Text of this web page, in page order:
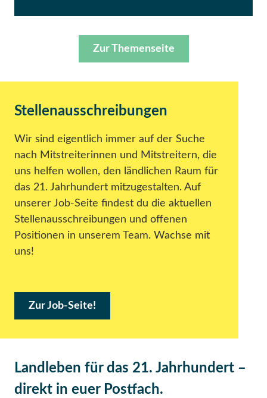
Zur Themenseite
Stellenausschreibungen
Wir sind eigentlich immer auf der Suche
nach Mitstreiterinnen und Mitstreitern, die
uns helfen wollen, den ländlichen Raum für
das 21. Jahrhundert mitzugestalten. Auf
unserer Job-Seite findest du die aktuellen
Stellenausschreibungen und offenen
Positionen in unserem Team. Wachse mit
uns!
Zur Job-Seite!
Landleben für das 21. Jahrhundert –
direkt in euer Postfach.